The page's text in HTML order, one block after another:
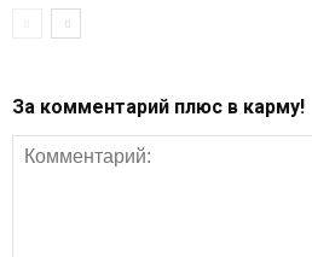
За комментарий плюс в карму!